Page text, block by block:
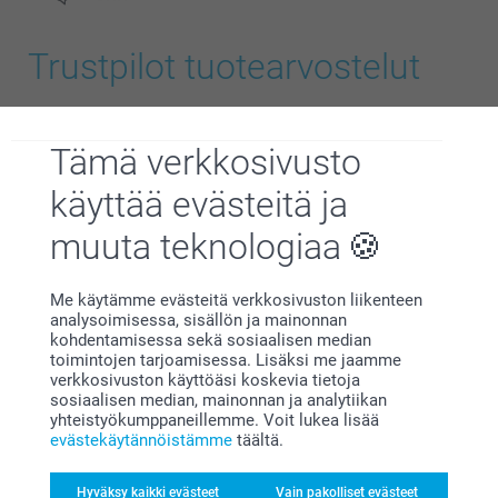
Tämä verkkosivusto
käyttää evästeitä ja
muuta teknologiaa
Me käytämme evästeitä verkkosivuston liikenteen
analysoimisessa, sisällön ja mainonnan
kohdentamisessa sekä sosiaalisen median
toimintojen tarjoamisessa. Lisäksi me jaamme
verkkosivuston käyttöäsi koskevia tietoja
sosiaalisen median, mainonnan ja analytiikan
yhteistyökumppaneillemme. Voit lukea lisää
evästekäytännöistämme täältä.
Hyväksy kaikki evästeet Vain pakolliset evästeet
Moderni lahjarasia
Alkaen 19,95/kpl
Lisävalintojen hinnat ja saatavuus
koossa L tai XL
Trustpilot tuotearvostelut
STÄ5
Kieli
Kaikki arvostelut (987)
5 Tähtiä
4 Tähtiä
3 Tähtiä
2 Tähtiä
1 Tähti